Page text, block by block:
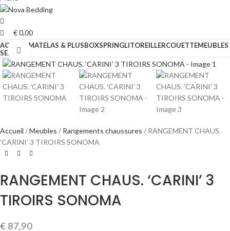
€0,00
ACCUEIL MATELAS & PLUSBOXSPRINGLITOREILLERCOUETTEMEUBLES
SERVICE
Cliquez pour agrandir
Accueil Meubles Rangements chaussures
RANGEMENT CHAUS.
‘CARINI’ 3 TIROIRS SONOMA
RANGEMENT CHAUS. ‘CARINI’ 3
TIROIRS SONOMA
€ 87,90